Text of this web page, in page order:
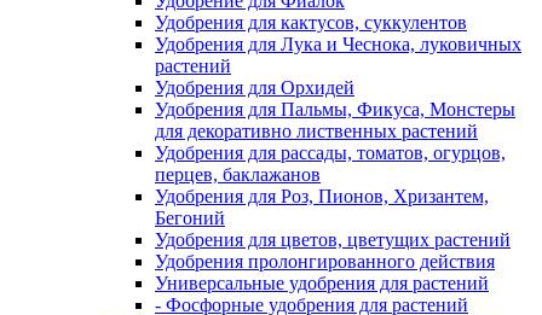
Удобрения для кактусов, суккулентов
Удобрения для Лука и Чеснока, луковичных
растений
Удобрения для Орхидей
Удобрения для Пальмы, Фикуса, Монстеры
для декоративно лиственных растений
Удобрения для рассады, томатов, огурцов,
перцев, баклажанов
Удобрения для Роз, Пионов, Хризантем,
Бегоний
Удобрения для цветов, цветущих растений
Удобрения пролонгированного действия
Универсальные удобрения для растений
- Фосфорные удобрения для растений